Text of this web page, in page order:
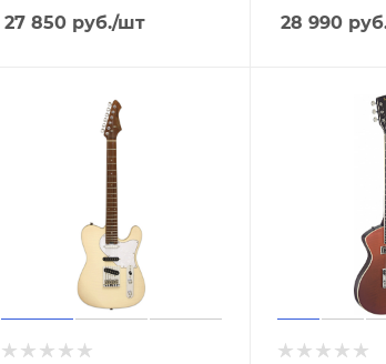
27 850 руб./шт 28 990